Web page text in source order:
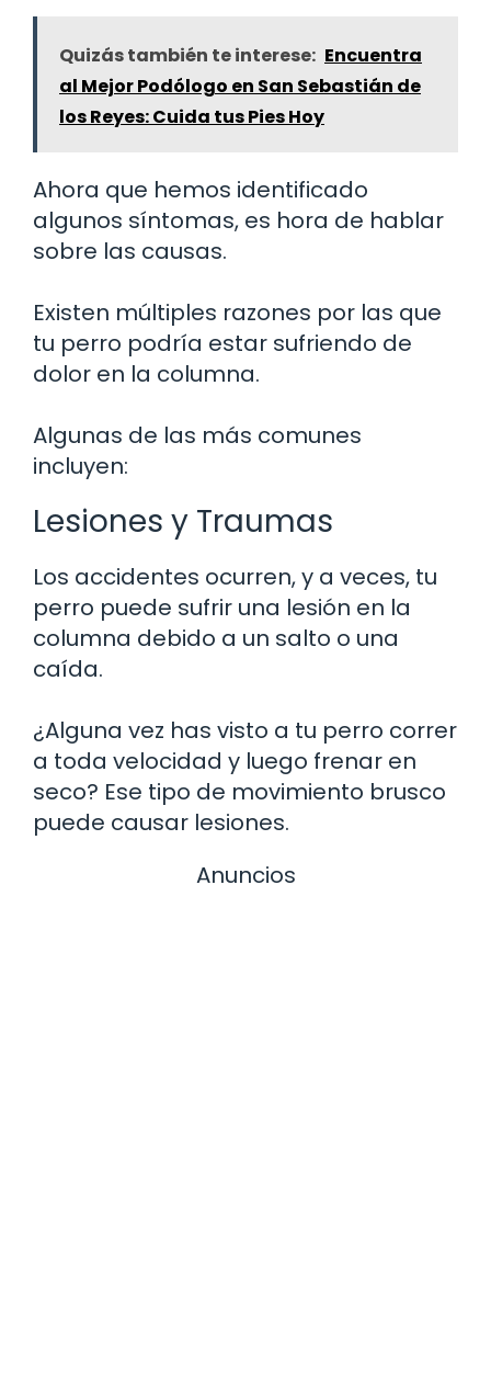
Quizás también te interese: Encuentra
al Mejor Podólogo en San Sebastián de
los Reyes: Cuida tus Pies Hoy
Ahora que hemos identificado
algunos síntomas, es hora de hablar
sobre las causas.
Existen múltiples razones por las que
tu perro podría estar sufriendo de
dolor en la columna.
Algunas de las más comunes
incluyen:
Lesiones y Traumas
Los accidentes ocurren, y a veces, tu
perro puede sufrir una lesión en la
columna debido a un salto o una
caída.
¿Alguna vez has visto a tu perro correr
a toda velocidad y luego frenar en
seco? Ese tipo de movimiento brusco
puede causar lesiones.
Anuncios